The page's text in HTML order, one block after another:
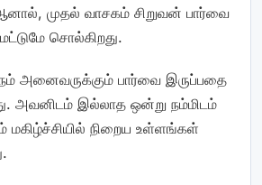
ஆனால், முதல் வாசகம் சிறுவன் பார்வை
சொல்கிறது.
அனைவருக்கும் பார்வை இருப்பதை
அவனிடம் இல்லாத ஒன்று நம்மிடம்
மகிழ்ச்சியில் நிறைய உள்ளங்கள்